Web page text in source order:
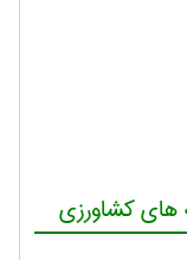
کشاورزی